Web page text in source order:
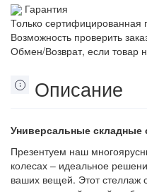
Гарантия
Только сертифицированная
Возможность проверить
Обмен/Возврат, если товар
Описание
Универсальные складные
Презентуем наш
колесах – идеальное
ваших вещей. Этот стеллаж